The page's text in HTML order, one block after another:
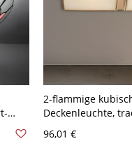
2-flammige
Deckenleuchte,
Deckenbündig -
96,01 €